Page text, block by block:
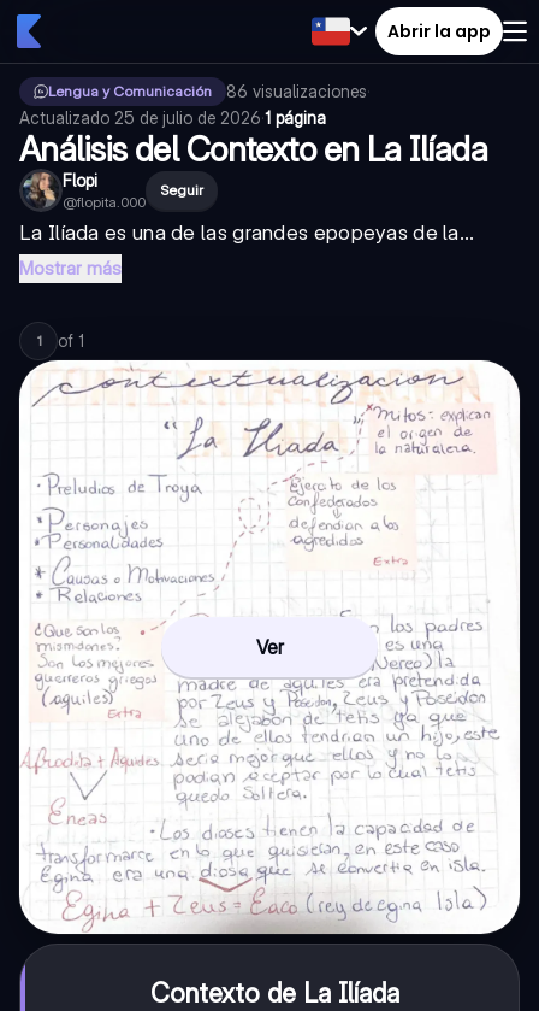
Abrir la app
Lengua y Comunicación 86 visualizaciones·
Actualizado 25 de julio de 2026·1 página
Análisis del Contexto en La Ilíada
Flopi
@flopita.000
Seguir
La Ilíada es una de las grandes epopeyas de la...
Mostrar más
1 of 1
Ver
Contexto de La Ilíada